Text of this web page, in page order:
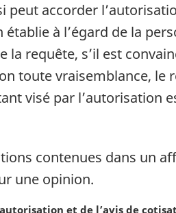
peut accorder
à l’égard de la
la requête, s’il est
toute vraisemblance, le
visé par l’autorisation
contenues dans un
une opinion.
et de l’avis de